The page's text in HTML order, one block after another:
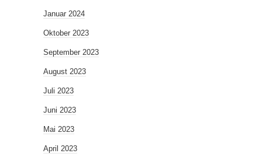
Januar 2024
Oktober 2023
September 2023
August 2023
Juli 2023
Juni 2023
Mai 2023
April 2023